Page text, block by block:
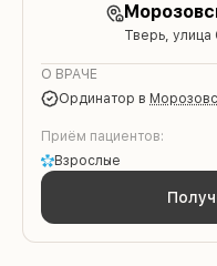
Тверь, улица
О ВРАЧЕ
ординатор в
Приём пациентов:
Взрослые